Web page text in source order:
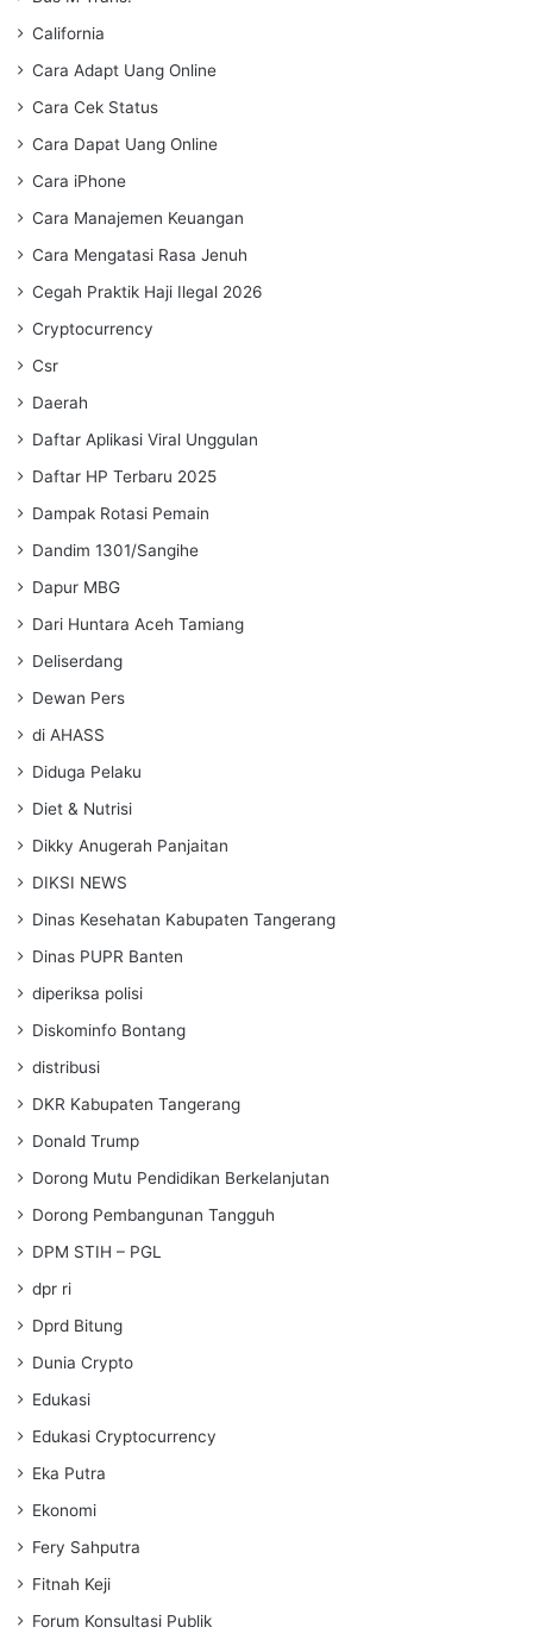
California
Cara Adapt Uang Online
Cara Cek Status
Cara Dapat Uang Online
Cara iPhone
Cara Manajemen Keuangan
Cara Mengatasi Rasa Jenuh
Cegah Praktik Haji Ilegal 2026
Cryptocurrency
Csr
Daerah
Daftar Aplikasi Viral Unggulan
Daftar HP Terbaru 2025
Dampak Rotasi Pemain
Dandim 1301/Sangihe
Dapur MBG
Dari Huntara Aceh Tamiang
Deliserdang
Dewan Pers
di AHASS
Diduga Pelaku
Diet & Nutrisi
Dikky Anugerah Panjaitan
DIKSI NEWS
Dinas Kesehatan Kabupaten Tangerang
Dinas PUPR Banten
diperiksa polisi
Diskominfo Bontang
distribusi
DKR Kabupaten Tangerang
Donald Trump
Dorong Mutu Pendidikan Berkelanjutan
Dorong Pembangunan Tangguh
DPM STIH – PGL
dpr ri
Dprd Bitung
Dunia Crypto
Edukasi
Edukasi Cryptocurrency
Eka Putra
Ekonomi
Fery Sahputra
Fitnah Keji
Forum Konsultasi Publik